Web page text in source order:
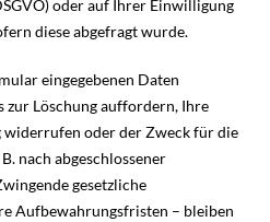
oder auf Ihrer Einwilligung
diese abgefragt wurde.
eingegebenen Daten
zur Löschung auffordern, Ihre
widerrufen oder der Zweck für die
nach abgeschlossener
gesetzliche
Aufbewahrungsfristen – bleiben